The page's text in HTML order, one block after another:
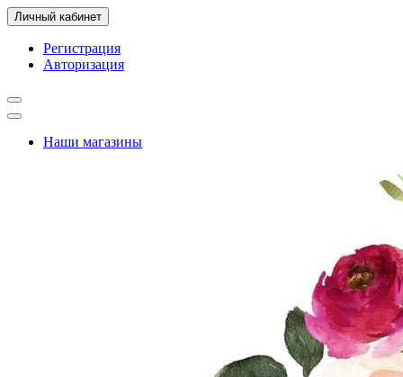
Личный кабинет
Регистрация
Авторизация
Наши магазины